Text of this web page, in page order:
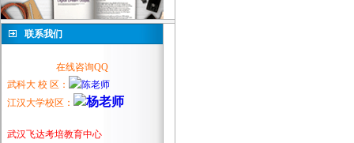
联系我们
在线咨询QQ
武科大 校 区：
江汉大学校区：
武汉飞达考培教育中心